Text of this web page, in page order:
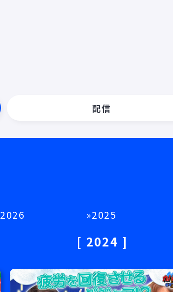
配信
2026 2025
2024